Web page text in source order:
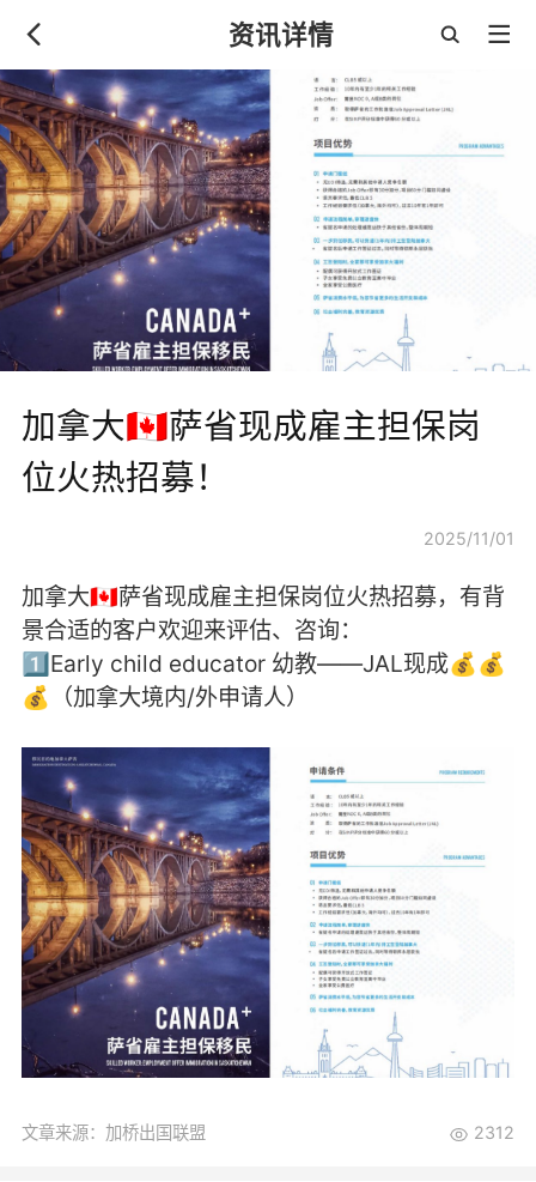
资讯详情
加拿大🇨🇦萨省现成雇主担保岗
位火热招募！
2025/11/01
加拿大🇨🇦萨省现成雇主担保岗位火热招募，有背
景合适的客户欢迎来评估、咨询：
1️⃣Early child educator 幼教——JAL现成💰💰
💰（加拿大境内/外申请人）
文章来源：加桥出国联盟 2312